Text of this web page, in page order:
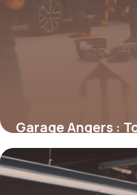
Garage Angers :
6 mai 2026